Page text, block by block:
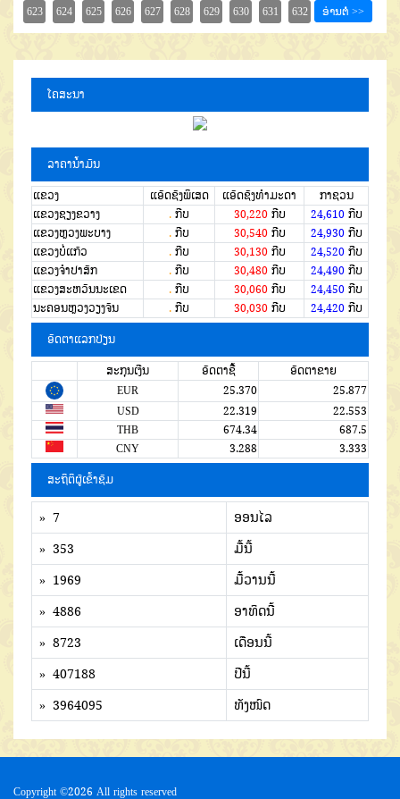
ໂຄສະນາ
ລາຄານໍ້າມັນ
ແຂວງ ແອັດຊັງພິເສດ ແອັດຊັງທຳມະດາ
ກາຊວນ
ແຂວງຊຽງຂວາງ
. ກີບ 30,220ກີບ 24,610ກີບ
ແຂວງຫຼວງພະບາງ
. ກີບ 30,540ກີບ 24,930ກີບ
ແຂວງບໍ່ແກ້ວ
. ກີບ 30,130ກີບ 24,520ກີບ
ແຂວງຈໍາປາສັກ
. ກີບ 30,480ກີບ 24,490ກີບ
ແຂວງສະຫວັນນະເຂດ
. ກີບ 30,060ກີບ 24,450ກີບ
ນະຄອນຫຼວງວຽງຈັນ
. ກີບ 30,030ກີບ 24,420ກີບ
ອັດຕາແລກປ່ຽນ
ສະກຸນເງີນ ອັດຕາຊື້
ອັດຕາຂາຍ
EUR
25.370
25.877
USD
22.319
22.553
THB
674.34
687.5
CNY
3.288 3.333
ສະຖິຕິຜູ້ເຂົ້າຊົມ
» 7
ອອນໄລ
» 353
ມື້ນີ້
» 1969
ມື້ວານນີ້
» 4886
ອາທິດນີ້
» 8723
ເດືອນນີ້
» 407188
ປີນີ້
» 3964095
ທັງໜົດ
Copyright ©2026 All rights reserved